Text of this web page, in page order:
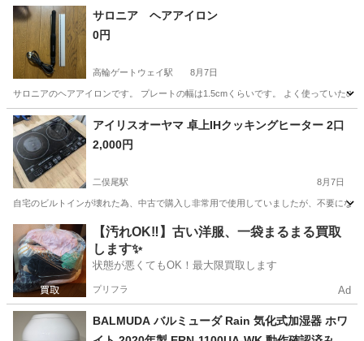
東京 板橋区 キッチン家電
サロニア ヘアアイロン
0円
高輪ゲートウェイ駅 8月7日
サロニアのヘアアイロンです。 プレートの幅は1.5cmくらいです。 よく使っていた
東京 港区 高輪ゲートウェイ駅 美容家電 サロニア
アイリスオーヤマ 卓上IHクッキングヒーター 2口
2,000円
二俣尾駅 8月7日
自宅のビルトインが壊れた為、中古で購入し非常用で使用していましたが、不要にな
東京 青梅市 二俣尾駅 キッチン家電
【汚れOK‼️】古い洋服、一袋まるまる買取
します✨
状態が悪くてもOK！最大限買取します
プリフラ Ad
BALMUDA バルミューダ Rain 気化式加湿器 ホワ